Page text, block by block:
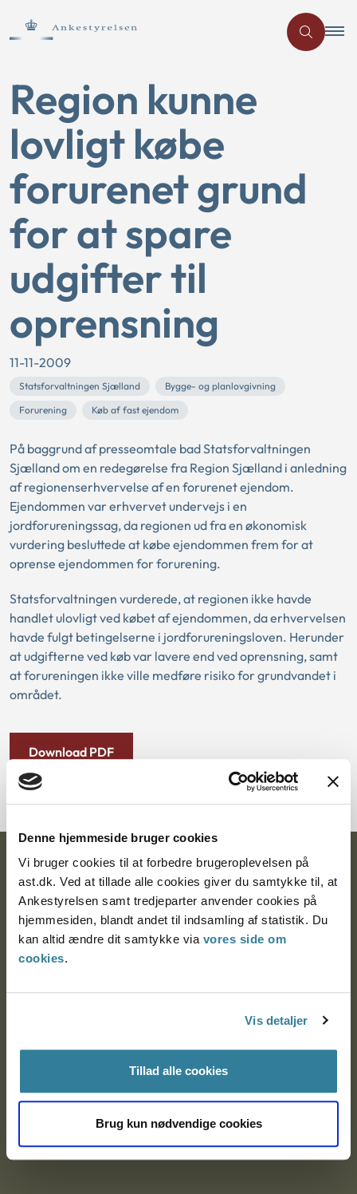
Denne hjemmeside bruger cookies
Vi bruger cookies til at forbedre brugeroplevelsen på
ast.dk. Ved at tillade alle cookies giver du samtykke til, at
Ankestyrelsen samt tredjeparter anvender cookies på
hjemmesiden, blandt andet til indsamling af statistik. Du
kan altid ændre dit samtykke via vores side om
cookies.
Vis detaljer
Tillad alle cookies
Brug kun nødvendige cookies
Region kunne
lovligt købe
forurenet grund
for at spare
udgifter til
oprensning
11-11-2009
Statsforvaltningen Sjælland
Bygge- og planlovgivning
Forurening
Køb af fast ejendom
På baggrund af presseomtale bad Statsforvaltningen
Sjælland om en redegørelse fra Region Sjælland i anledning
af regionenserhvervelse af en forurenet ejendom.
Ejendommen var erhvervet undervejs i en
jordforureningssag, da regionen ud fra en økonomisk
vurdering besluttede at købe ejendommen frem for at
oprense ejendommen for forurening.
Statsforvaltningen vurderede, at regionen ikke havde
handlet ulovligt ved købet af ejendommen, da erhvervelsen
havde fulgt betingelserne i jordforureningsloven. Herunder
at udgifterne ved køb var lavere end ved oprensning, samt
at forureningen ikke ville medføre risiko for grundvandet i
området.
Download PDF
Ankestyrelsen
Postadresse:
Nytorv 7, 2. sal
9000 Aalborg
EAN: 57 98 000 35 48 21
CVR: 1007 4002